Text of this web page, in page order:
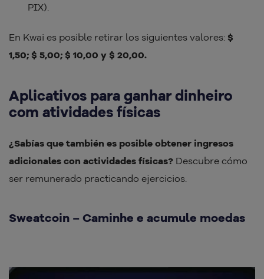
PIX).
En Kwai es posible retirar los siguientes valores: $
1,50; $ 5,00; $ 10,00 y $ 20,00.
Aplicativos para ganhar dinheiro
com atividades físicas
¿Sabías que también es posible obtener ingresos
adicionales con actividades físicas? Descubre cómo
ser remunerado practicando ejercicios.
Sweatcoin – Caminhe e acumule moedas